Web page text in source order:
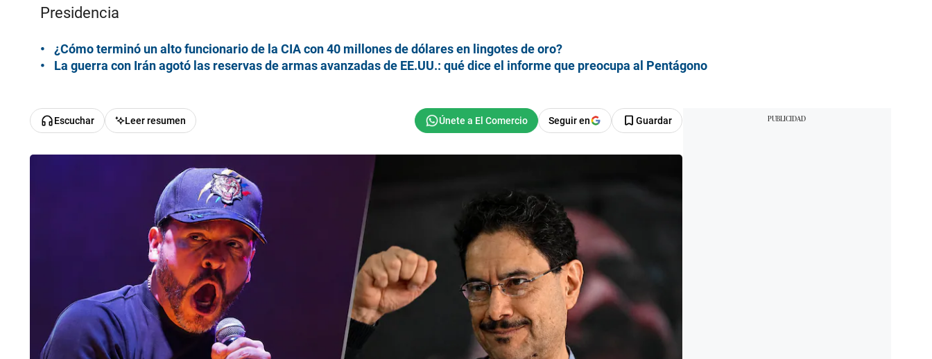
Presidencia
¿Cómo terminó un alto funcionario de la CIA con 40 millones de dólares en lingotes de oro?
La guerra con Irán agotó las reservas de armas avanzadas de EE.UU.: qué dice el informe que preocupa al Pentágono
Escuchar Leer resumen Seguir en Guardar